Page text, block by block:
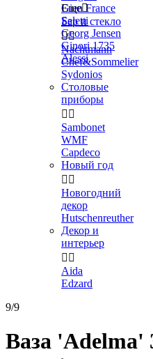
Gien France
Seletti
Georg Jensen
Ginori 1735
Alessi
Еще
Бар и стекло

Nachtmann
Chef&Sommelier
Sydonios
Столовые
приборы
 
Sambonet
WMF
Capdeco
Новый год
 
Новогодний
декор
Hutschenreuther
Декор и
интерьер
 
Aida
Edzard
9/9
Ваза 'Adelma'